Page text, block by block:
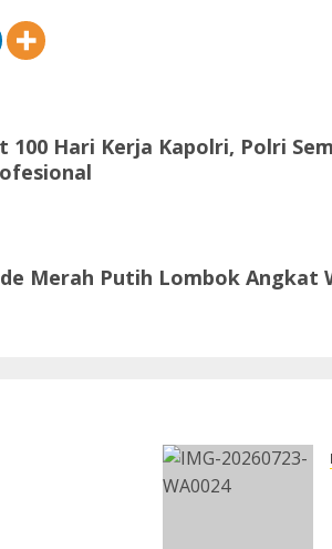
100 Hari Kerja Kapolri, Polri
Merah Putih Lombok Angkat